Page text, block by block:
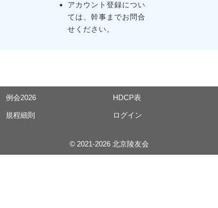
アカウント登録につい
ては、幹事までお問合
せください。
例会2026 HDCP表
規程細則 ログイン
© 2021-2026 北京陵友会